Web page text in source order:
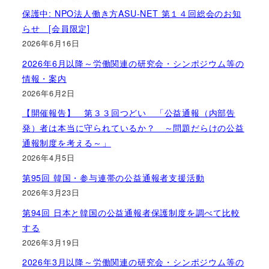
保護中: NPO法人働き方ASU-NET 第１４回総会のお知
らせ [会員限定]
2026年6月16日
2026年6月以降～労働関連の研究会・シンポジウム等の
情報・案内
2026年6月2日
【開催報告】 第３３回つどい 「公益通報（内部告
発）者は本当に守られているか？ ～問題だらけの公益
通報制度を考える～」
2026年4月5日
第95回 韓国・参与連帯の公益通報者支援活動
2026年3月23日
第94回 日本と韓国の公益通報者保護制度を調べて比較
する
2026年3月19日
2026年3月以降～労働関連の研究会・シンポジウム等の